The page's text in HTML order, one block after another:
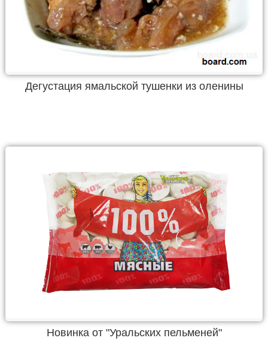
Дегустация ямальской тушенки из оленины
Новинка от "Уральских пельменей"